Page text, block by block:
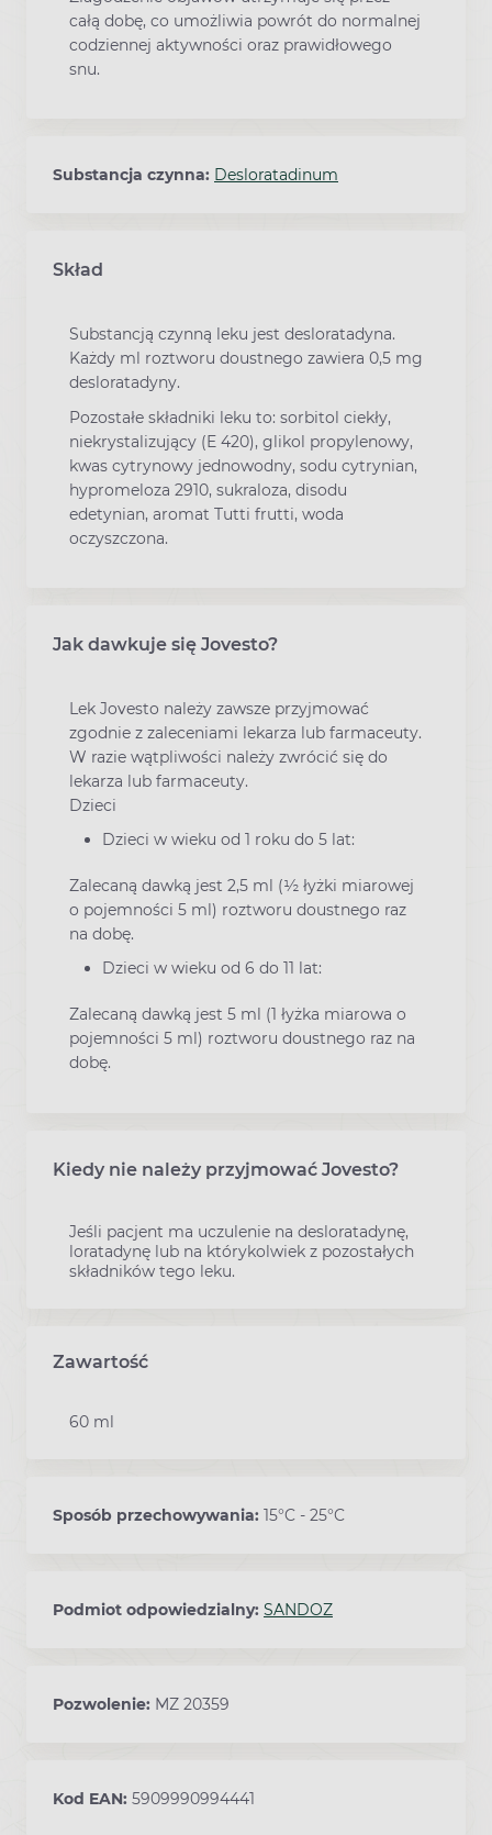
całą dobę, co umożliwia powrót do normalnej
codziennej aktywności oraz prawidłowego
snu.
Substancja czynna: Desloratadinum
Skład
Substancją czynną leku jest desloratadyna.
Każdy ml roztworu doustnego zawiera 0,5 mg
desloratadyny.
Pozostałe składniki leku to: sorbitol ciekły,
niekrystalizujący (E 420), glikol propylenowy,
kwas cytrynowy jednowodny, sodu cytrynian,
hypromeloza 2910, sukraloza, disodu
edetynian, aromat Tutti frutti, woda
oczyszczona.
Jak dawkuje się Jovesto?
Lek Jovesto należy zawsze przyjmować
zgodnie z zaleceniami lekarza lub farmaceuty.
W razie wątpliwości należy zwrócić się do
lekarza lub farmaceuty.
Dzieci
Dzieci w wieku od 1 roku do 5 lat:
Zalecaną dawką jest 2,5 ml (½ łyżki miarowej
o pojemności 5 ml) roztworu doustnego raz
na dobę.
Dzieci w wieku od 6 do 11 lat:
Zalecaną dawką jest 5 ml (1 łyżka miarowa o
pojemności 5 ml) roztworu doustnego raz na
dobę.
Kiedy nie należy przyjmować Jovesto?
Jeśli pacjent ma uczulenie na desloratadynę,
loratadynę lub na którykolwiek z pozostałych
składników tego leku.
Zawartość
60 ml
Sposób przechowywania: 15°C - 25°C
Podmiot odpowiedzialny: SANDOZ
Pozwolenie: MZ 20359
Kod EAN: 5909990994441